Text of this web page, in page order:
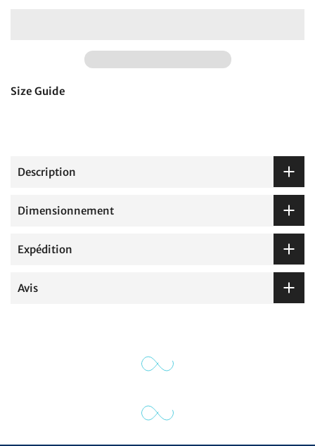
Size Guide
Description
Dimensionnement
Expédition
Avis